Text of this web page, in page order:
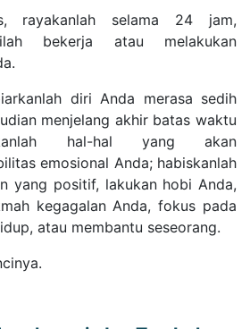
rayakanlah selama 24 jam,
bekerja atau melakukan
diri Anda merasa sedih
menjelang akhir batas waktu
hal-hal yang akan
emosional Anda; habiskanlah
yang positif, lakukan hobi Anda,
kegagalan Anda, fokus pada
atau membantu seseorang.